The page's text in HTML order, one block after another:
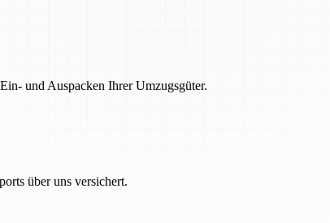
und Auspacken Ihrer Umzugsgüter.
über uns versichert.